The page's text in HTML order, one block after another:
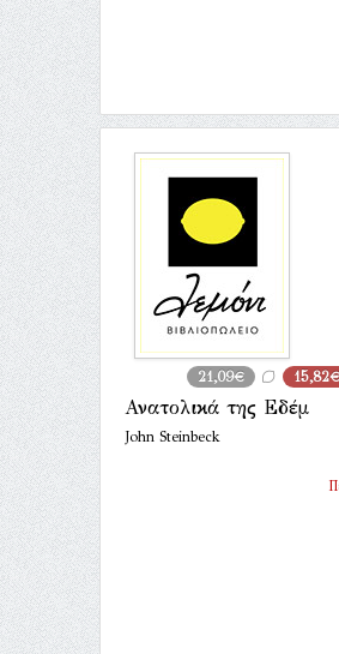
21,09€ 15,82€
Ανατολικά της Εδέμ
John Steinbeck